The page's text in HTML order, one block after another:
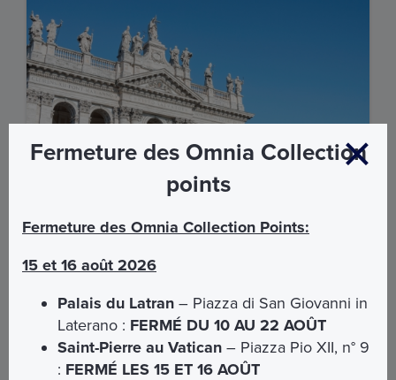
Lieux de foi, temps de l’Église
Visite guidée du Palais de Latran et de la Basilique de
Saint-Jean avec son Cloître.
€ 25,00
Fermeture des Omnia Collection
points
Fermeture des Omnia Collection Points:
15 et 16 août 2026
Palais du Latran – Piazza di San Giovanni in
Laterano : FERMÉ DU 10 AU 22 AOÛT
Saint-Pierre au Vatican – Piazza Pio XII, n° 9
: FERMÉ LES 15 ET 16 AOÛT